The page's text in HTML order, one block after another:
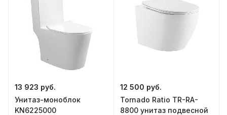
13 923 руб.
Унитаз-моноблок
KN6225000
12 500 руб.
Tornado Ratio TR-RA-
8800 унитаз подвесной